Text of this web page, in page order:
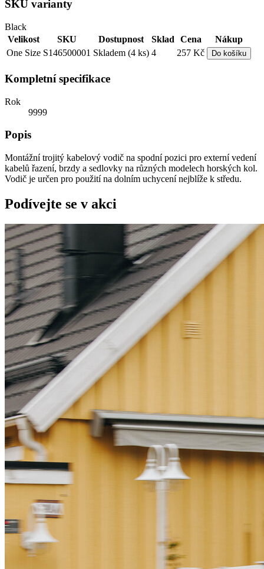
SKU varianty
Black
Velikost
SKU Dostupnost Sklad Cena
Nákup
One Size S146500001 Skladem (4 ks) 4 257 Kč Do košíku
Kompletní specifikace
Rok
9999
Popis
Montážní trojitý kabelový vodič na spodní pozici pro externí vedení
kabelů řazení, brzdy a sedlovky na různých modelech horských kol.
Vodič je určen pro použití na dolním uchycení nejblíže k středu.
Podívejte se v akci